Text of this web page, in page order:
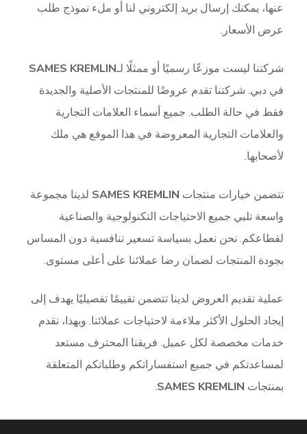
عنها، يمكنك إرسال بريد إلكتروني لنا أو ملء نموذج طلب
عرض الأسعار.
شركتنا ليست موزعًا رسميًا أو ممثلًا لـSAMES KREMLIN
في دبي. شركتنا تقدم عروضًا للمنتجات الأصلية والجديدة
فقط في حالة الطلب. جميع أسماء العلامات التجارية
والعلامات التجارية المعروضة في هذا الموقع هي ملك
لأصحابها.
تتضمن خيارات منتجات SAMES KREMLIN لدينا مجموعة
واسعة تلبي جميع الاحتياجات التكنولوجية والصناعية
لقطاعكم. نحن نعمل بسياسة تسعير تنافسية دون المساس
بجودة المنتجات لضمان رضا عملائنا على أعلى مستوى.
عملية تقديم العروض لدينا تتضمن تقييمًا تفصيليًا يهدف إلى
إيجاد الحلول الأكثر ملاءمة لاحتياجات عملائنا. وبهذا، نقدم
خدمات مخصصة لكل عميل. فريقنا المحترف مستعد
لمساعدتكم في جميع استفساراتكم وطلباتكم المتعلقة
بمنتجات SAMES KREMLIN
.